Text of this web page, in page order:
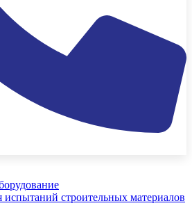
испытаний строительных материалов